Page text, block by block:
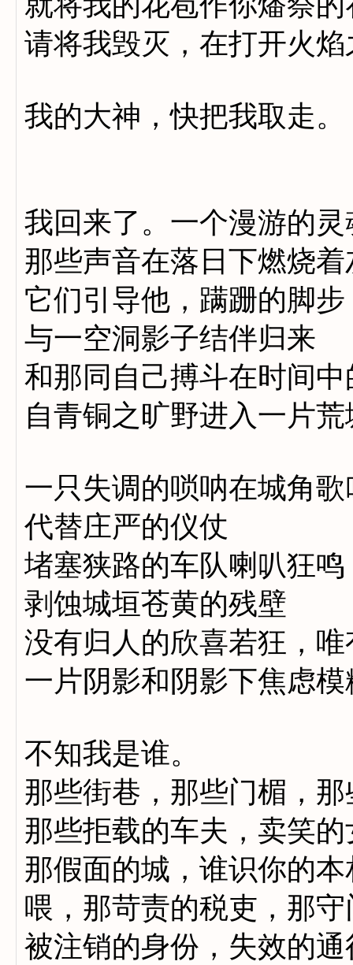
请将我毁灭，在打开火焰
我的大神，快把我取走。
我回来了。一个漫游的灵
那些声音在落日下燃烧着
它们引导他，蹒跚的脚步
与一空洞影子结伴归来
和那同自己搏斗在时间中
自青铜之旷野进入一片荒
一只失调的唢呐在城角歌
代替庄严的仪仗
堵塞狭路的车队喇叭狂鸣
剥蚀城垣苍黄的残壁
没有归人的欣喜若狂，
一片阴影和阴影下焦虑
不知我是谁。
那些街巷，那些门楣，
那些拒载的车夫，卖笑
那假面的城，谁识你的本
喂，那苛责的税吏，那
被注销的身份，失效的通